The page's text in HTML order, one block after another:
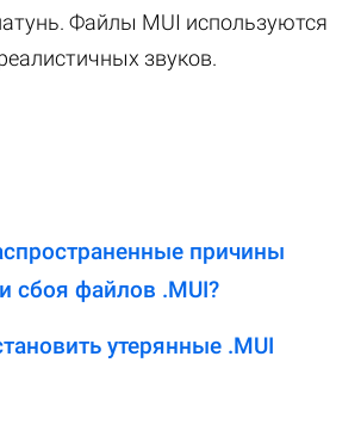
Файлы MUI используются
звуков.
причины
сбоя файлов .MUI?
утерянные .MUI